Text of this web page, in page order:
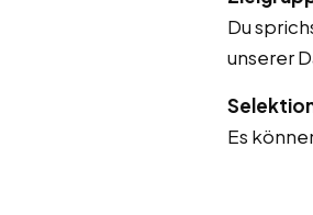
Du
unserer
Es